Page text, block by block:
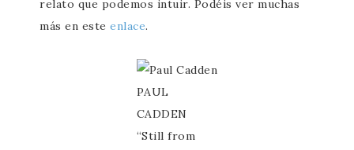
relato que podemos intuir. Podéis ver muchas
más en este enlace.
PAUL
CADDEN
“Still from